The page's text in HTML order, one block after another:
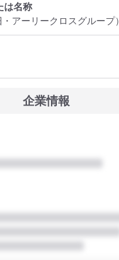
は名称
アーリークロスグループ）
企業情報